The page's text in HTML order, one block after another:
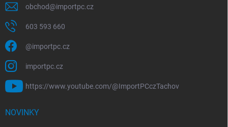
obchod@importpc.cz
603 593 660
@importpc.cz
importpc.cz
https://www.youtube.com/@ImportPCczTachov
NOVINKY